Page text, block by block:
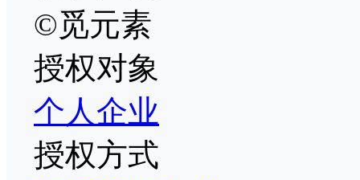
©觅元素
授权对象
个人企业
授权方式